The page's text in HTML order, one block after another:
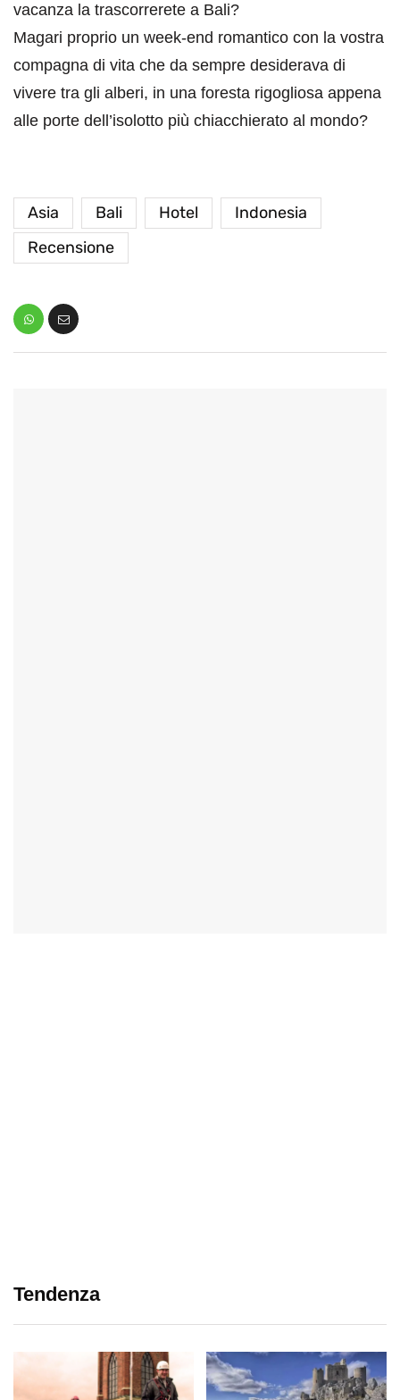
vacanza la trascorrerete a Bali?
Magari proprio un week-end romantico con la vostra
compagna di vita che da sempre desiderava di
vivere tra gli alberi, in una foresta rigogliosa appena
alle porte dell’isolotto più chiacchierato al mondo?
Asia Bali Hotel
Indonesia
Recensione
Tendenza